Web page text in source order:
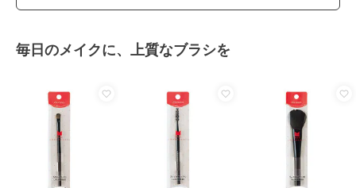
毎日のメイクに、上質なブラシを